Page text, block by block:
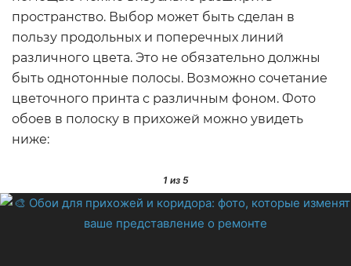
пространство. Выбор может быть сделан в
пользу продольных и поперечных линий
различного цвета. Это не обязательно должны
быть однотонные полосы. Возможно сочетание
цветочного принта с различным фоном. Фото
обоев в полоску в прихожей можно увидеть
ниже:
1из 5